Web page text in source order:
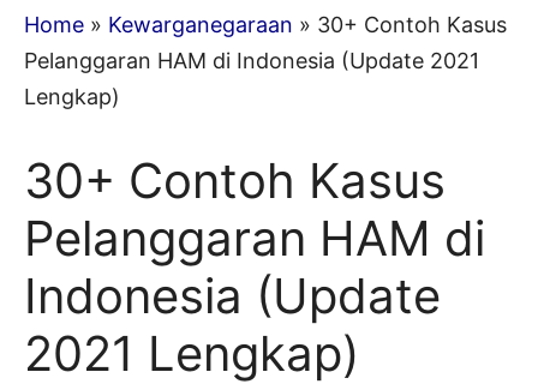
Home » Kewarganegaraan » 30+ Contoh Kasus
Pelanggaran HAM di Indonesia (Update 2021
Lengkap)
30+ Contoh Kasus
Pelanggaran HAM di
Indonesia (Update
2021 Lengkap)